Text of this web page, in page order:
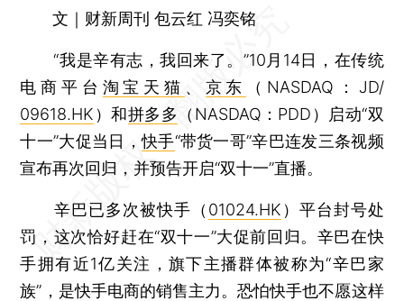
文｜财新周刊 包云红 冯奕铭
“我是辛有志，我回来了。”10月14日，在传统
电商平台 淘宝 天猫 、 京东
（NASDAQ：JD/
09618.HK ）和拼多多 （NASDAQ：PDD）启动“双
十一”大促当日，快手“带货一哥”辛巴连发三条视频
宣布再次回归，并预告开启“双十一”直播。
辛巴已多次被快手（ 01024.HK ）平台封号处
罚，这次恰好赶在“双十一”大促前回归。辛巴在快
手拥有近1亿关注，旗下主播群体被称为“辛巴家
族”，是快手电商的销售主力。恐怕快手也不愿这样